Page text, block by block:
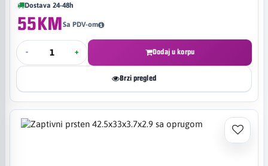
Dostava 24-48h
55KMSa PDV-om
- + Dodaj u korpu
Brzi pregled